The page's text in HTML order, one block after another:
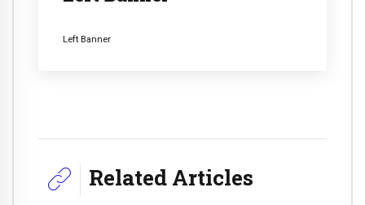
Left Banner
Related Articles